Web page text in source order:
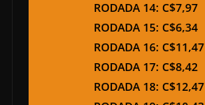
RODADA 14: C$7,97
RODADA 15: C$6,34
RODADA 16: C$11,47
RODADA 17: C$8,42
RODADA 18: C$12,47